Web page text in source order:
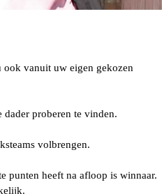
vanuit uw eigen gekozen
proberen te vinden.
volbrengen.
punten heeft na afloop is winnaar.